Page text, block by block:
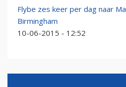
Flybe zes keer per dag naar
Birmingham
10-06-2015 - 12:52